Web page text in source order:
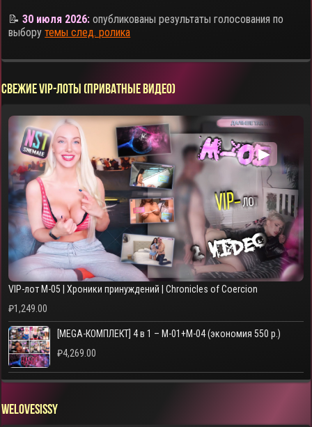
📝30 июля 2026: опубликованы результаты голосования по
выборутемы след. ролика
СВЕЖИЕ VIP-ЛОТЫ (ПРИВАТНЫЕ ВИДЕО)
▶
VIP-лот M-05 | Хроники принуждений | Chronicles of Coercion
₽1,249.00
[MEGA-КОМПЛЕКТ] 4 в 1 – M-01+M-04 (экономия 550 р.)
₽4,269.00
WELOVESISSY